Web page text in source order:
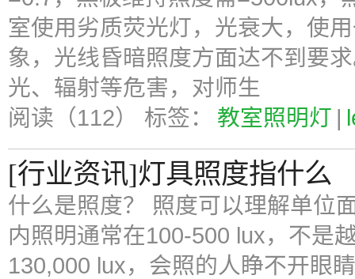
室使用劣质荧光灯，光衰大，使
象，光线昏暗照度方面达不到要
光、辐射等危害，对师生
阅读（112） 标签： 教室照明灯 |
[行业资讯]灯具照度指什么
什么是照度？ 照度可以理解单位
内照明通常在100-500 lux，不是
130,000 lux，会照的人睁不开眼